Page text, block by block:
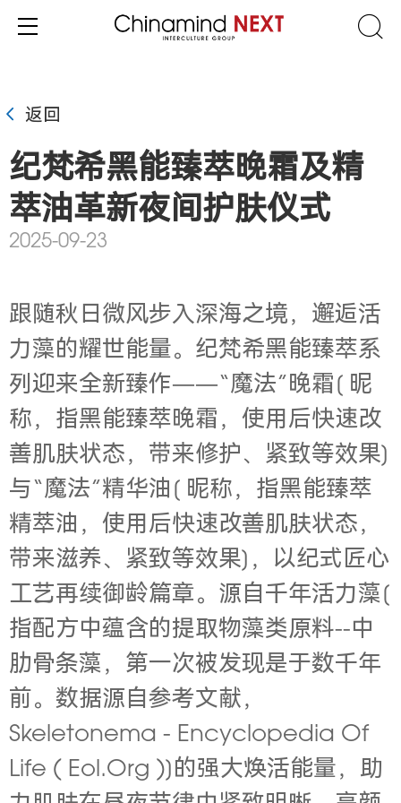
返回
纪梵希黑能臻萃晚霜及精
萃油革新夜间护肤仪式
2025-09-23
跟随秋日微风步入深海之境，邂逅活
力藻的耀世能量。纪梵希黑能臻萃系
列迎来全新臻作——“魔法”晚霜[ 昵
称，指黑能臻萃晚霜，使用后快速改
善肌肤状态，带来修护、紧致等效果]
与“魔法”精华油[ 昵称，指黑能臻萃
精萃油，使用后快速改善肌肤状态，
带来滋养、紧致等效果]，以纪式匠心
工艺再续御龄篇章。源自千年活力藻[
指配方中蕴含的提取物藻类原料--中
肋骨条藻，第一次被发现是于数千年
前。数据源自参考文献，
Skeletonema - Encyclopedia Of
Life ( Eol.Org )]的强大焕活能量，助